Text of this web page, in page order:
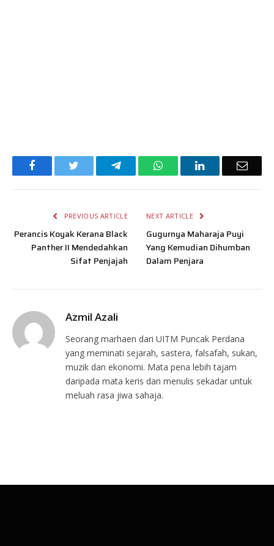
Facebook TelegramWhatsAppLinkedIn Email
PREVIOUS ARTICLE
Perancis Koyak Kerana Black
Panther II Mendedahkan
Sifat Penjajah
NEXT ARTICLE
Gugurnya Maharaja Puyi
Yang Kemudian Dihumban
Dalam Penjara
Azmil Azali
Seorang marhaen dari UITM Puncak Perdana
yang meminati sejarah, sastera, falsafah, sukan,
muzik dan ekonomi. Mata pena lebih tajam
daripada mata keris dan menulis sekadar untuk
meluah rasa jiwa sahaja.